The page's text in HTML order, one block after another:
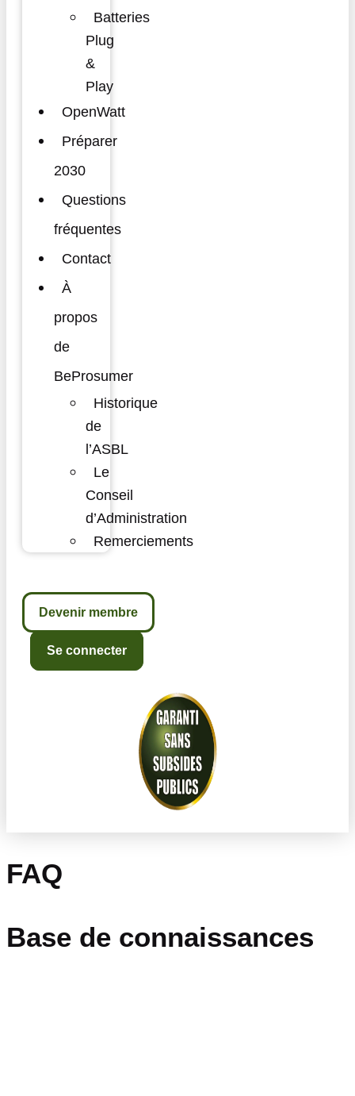
Batteries
Plug
&
Play
OpenWatt
Préparer
2030
Questions
fréquentes
Contact
À
propos
de
BeProsumer
Historique
de
l’ASBL
Le
Conseil
d’Administration
Remerciements
Devenir membre
Se connecter
FAQ
Base de connaissances